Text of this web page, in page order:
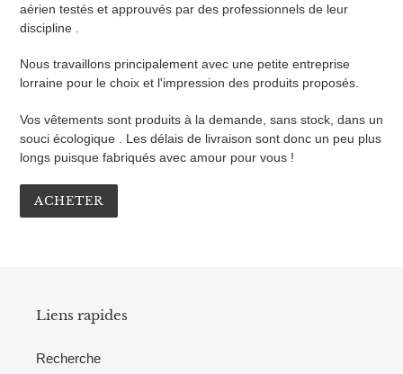
aérien testés et approuvés par des professionnels de leur
discipline .
Nous travaillons principalement avec une petite entreprise
lorraine pour le choix et l'impression des produits proposés.
Vos vêtements sont produits à la demande, sans stock, dans un
souci écologique . Les délais de livraison sont donc un peu plus
longs puisque fabriqués avec amour pour vous !
ACHETER
Liens rapides
Recherche